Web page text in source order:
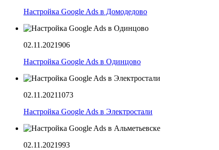
Настройка Google Ads в Домодедово
02.11.2021906
Настройка Google Ads в Одинцово
02.11.20211073
Настройка Google Ads в Электростали
02.11.2021993